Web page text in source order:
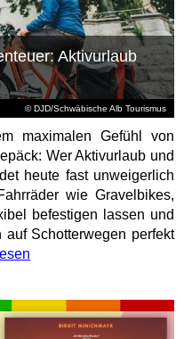
© DJD/Schwäbische Alb Tourismus
Aktivurlaub
maximalen Gefühl von
Wer Aktivurlaub und
heute fast unweigerlich
wie Gravelbikes,
befestigen lassen und
Schotterwegen perfekt